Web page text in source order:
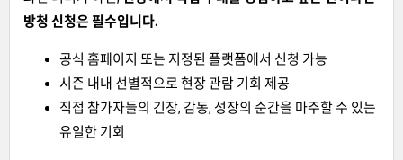
방청 신청은 필수입니다.
공식 홈페이지 또는 지정된 플랫폼에서 신청 가능
시즌 내내 선별적으로 현장 관람 기회 제공
직접 참가자들의 긴장, 감동, 성장의 순간을 마주할 수 있는
유일한 기회